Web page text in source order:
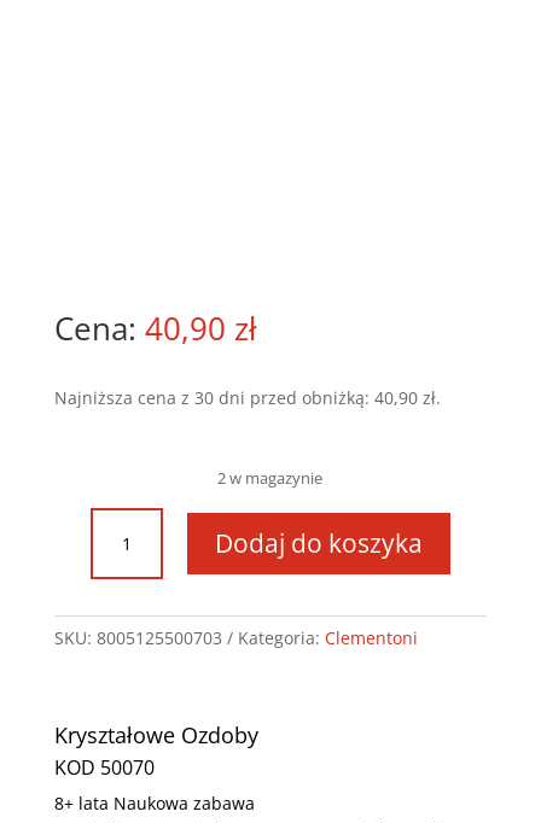
40,90 zł
Najniższa cena z 30 dni przed obniżką: 40,90 zł.
2 w magazynie
ilość
Kryształowe
ozdoby
Dodaj do koszyka
SKU: 8005125500703 Kategoria: Clementoni
Kryształowe Ozdoby
KOD 50070
8+ lata Naukowa zabawa